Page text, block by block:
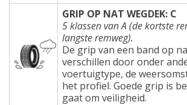
GRIP OP NAT WEGDEK: C
5 klassen van A (de kortste
langste remweg).
De grip van een band op
verschillen door onder
voertuigtype, de
het profiel. Goede grip is
gaat om veiligheid.